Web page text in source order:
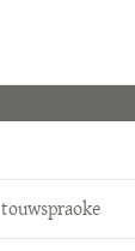
touwspraoke